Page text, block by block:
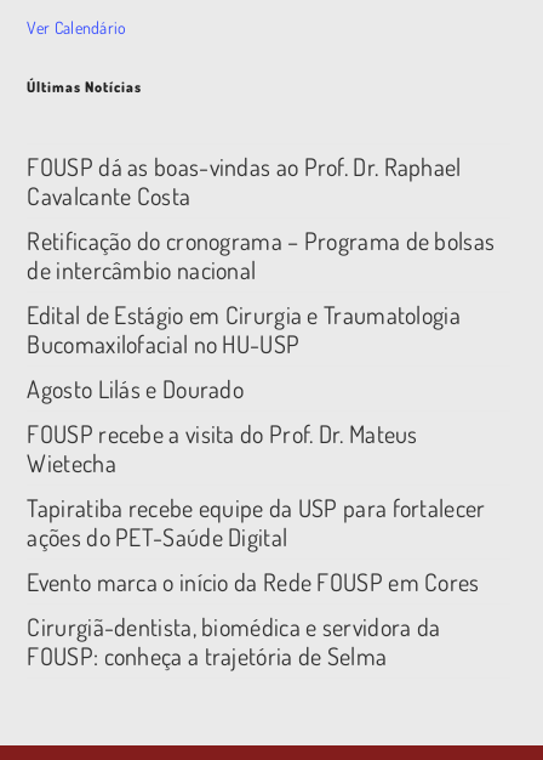
Ver Calendário
Últimas Notícias
FOUSP dá as boas-vindas ao Prof. Dr. Raphael
Cavalcante Costa
Retificação do cronograma – Programa de bolsas
de intercâmbio nacional
Edital de Estágio em Cirurgia e Traumatologia
Bucomaxilofacial no HU-USP
Agosto Lilás e Dourado
FOUSP recebe a visita do Prof. Dr. Mateus
Wietecha
Tapiratiba recebe equipe da USP para fortalecer
ações do PET-Saúde Digital
Evento marca o início da Rede FOUSP em Cores
Cirurgiã-dentista, biomédica e servidora da
FOUSP: conheça a trajetória de Selma